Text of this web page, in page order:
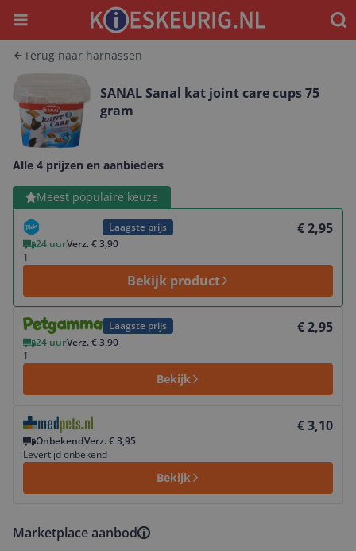
Menu
Terug naar harnassen
SANAL Sanal kat joint care cups 75
gram
Alle 4 prijzen en aanbieders
Meest populaire keuze
Laagste prijs € 2,95
24 uurVerz. € 3,90
1
Bekijk product
Bekijk product
Laagste prijs € 2,95
24 uurVerz. € 3,90
1
Bekijk
Bekijk product
€ 3,10
OnbekendVerz. € 3,95
Levertijd onbekend
Bekijk
Bekijk product
Marketplace aanbod